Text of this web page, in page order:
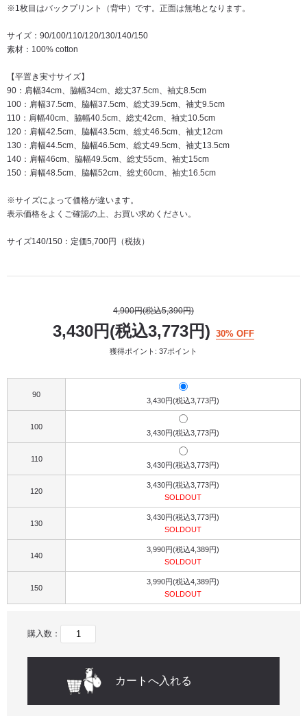
※1枚目はバックプリント（背中）です。正面は無地となります。
サイズ：90/100/110/120/130/140/150
素材：100% cotton
【平置き実寸サイズ】
90：肩幅34cm、脇幅34cm、総丈37.5cm、袖丈8.5cm
100：肩幅37.5cm、脇幅37.5cm、総丈39.5cm、袖丈9.5cm
110：肩幅40cm、脇幅40.5cm、総丈42cm、袖丈10.5cm
120：肩幅42.5cm、脇幅43.5cm、総丈46.5cm、袖丈12cm
130：肩幅44.5cm、脇幅46.5cm、総丈49.5cm、袖丈13.5cm
140：肩幅46cm、脇幅49.5cm、総丈55cm、袖丈15cm
150：肩幅48.5cm、脇幅52cm、総丈60cm、袖丈16.5cm
※サイズによって価格が違います。
表示価格をよくご確認の上、お買い求めください。
サイズ140/150：定価5,700円（税抜）
4,900円(税込5,390円)
3,430円(税込3,773円) 30% OFF
獲得ポイント: 37ポイント
90
3,430円(税込3,773円)
100
3,430円(税込3,773円)
110
3,430円(税込3,773円)
120
3,430円(税込3,773円)
SOLDOUT
130
3,430円(税込3,773円)
SOLDOUT
140
3,990円(税込4,389円)
SOLDOUT
150
3,990円(税込4,389円)
SOLDOUT
購入数：